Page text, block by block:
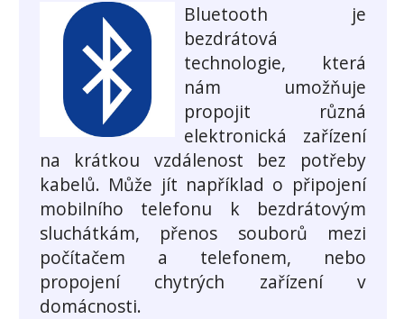
Bluetooth je
bezdrátová
technologie, která
nám umožňuje
propojit různá
elektronická zařízení
na krátkou vzdálenost bez potřeby
kabelů. Může jít například o připojení
mobilního telefonu k bezdrátovým
sluchátkám, přenos souborů mezi
počítačem a telefonem, nebo
propojení chytrých zařízení v
domácnosti.